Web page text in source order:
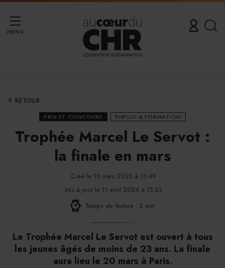
MENU
RETOUR
PRIX ET CONCOURS EMPLOI & FORMATION
Trophée Marcel Le Servot :
la finale en mars
Créé le 10 mars 2023 à 15:49
Mis à jour le 11 avril 2024 à 15:23
Temps de lecture : 2 min
Le Trophée Marcel Le Servot est ouvert à tous
les jeunes âgés de moins de 23 ans. La finale
aura lieu le 20 mars à Paris.